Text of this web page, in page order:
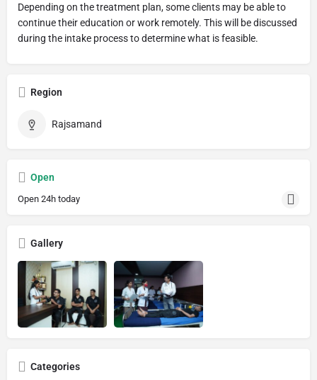
Depending on the treatment plan, some clients may be able to
continue their education or work remotely. This will be discussed
during the intake process to determine what is feasible.
Region
Rajsamand
Open
Open 24h today
Gallery
Categories